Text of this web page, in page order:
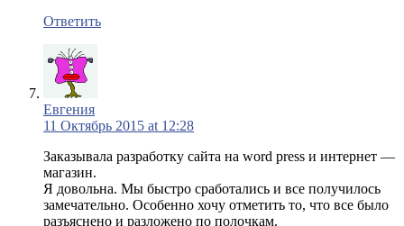
Ответить
Евгения
11 Октябрь 2015 at 12:28
Заказывала разработку сайта на word press и интернет —
магазин.
Я довольна. Мы быстро сработались и все получилось
замечательно. Особенно хочу отметить то, что все было
разъяснено и разложено по полочкам.